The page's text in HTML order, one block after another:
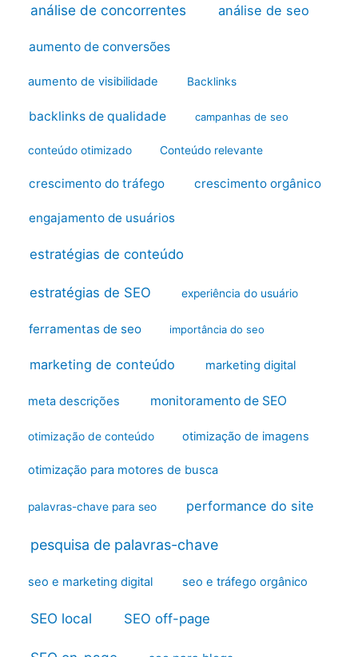
análise de concorrentes análise de seo
aumento de conversões
aumento de visibilidade Backlinks
backlinks de qualidade campanhas de seo
conteúdo otimizado Conteúdo relevante
crescimento do tráfego crescimento orgânico
engajamento de usuários
estratégias de conteúdo
estratégias de SEO experiência do usuário
ferramentas de seo importância do seo
marketing de conteúdo marketing digital
meta descrições monitoramento de SEO
otimização de conteúdo otimização de imagens
otimização para motores de busca
palavras-chave para seo performance do site
pesquisa de palavras-chave
seo e marketing digital seo e tráfego orgânico
SEO local SEO off-page